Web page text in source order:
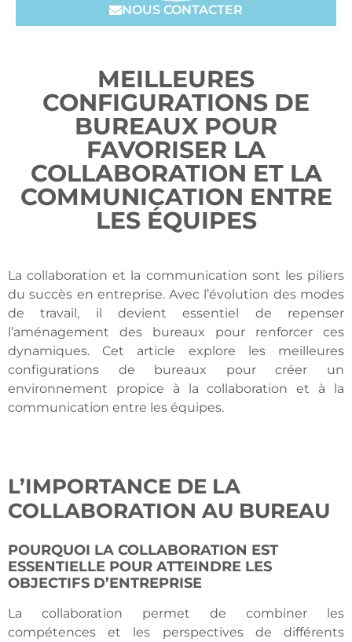
NOUS CONTACTER
MEILLEURES
CONFIGURATIONS DE
BUREAUX POUR
FAVORISER LA
COLLABORATION ET LA
COMMUNICATION ENTRE
LES ÉQUIPES
La collaboration et la communication sont les piliers
du succès en entreprise. Avec l’évolution des modes
de travail, il devient essentiel de repenser
l’aménagement des bureaux pour renforcer ces
dynamiques. Cet article explore les meilleures
configurations de bureaux pour créer un
environnement propice à la collaboration et à la
communication entre les équipes.
L’IMPORTANCE DE LA
COLLABORATION AU BUREAU
POURQUOI LA COLLABORATION EST
ESSENTIELLE POUR ATTEINDRE LES
OBJECTIFS D’ENTREPRISE
La collaboration permet de combiner les
compétences et les perspectives de différents